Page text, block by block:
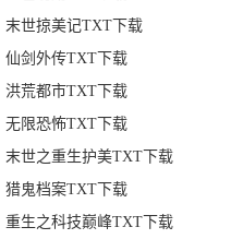
末世掠美记TXT下载
仙剑外传TXT下载
洪荒都市TXT下载
无限恐怖TXT下载
末世之重生护美TXT下载
猎鬼档案TXT下载
重生之科技巅峰TXT下载